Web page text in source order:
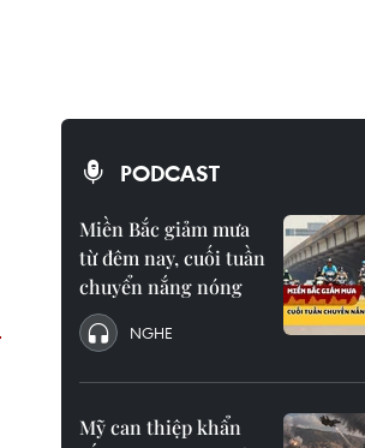
PODCAST
Miền Bắc giảm mưa
từ đêm nay, cuối tuần
chuyển nắng nóng
NGHE
Mỹ can thiệp khẩn